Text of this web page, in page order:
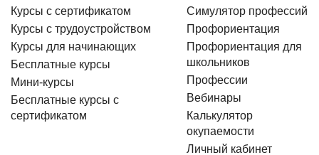
Курсы с сертификатом
Курсы с трудоустройством
Курсы для начинающих
Бесплатные курсы
Мини-курсы
Бесплатные курсы с
сертификатом
Симулятор профессий
Профориентация
Профориентация для
школьников
Профессии
Вебинары
Калькулятор
окупаемости
Личный кабинет